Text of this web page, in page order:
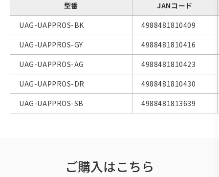
型番
JANコード
UAG-UAPPROS-BK
4988481810409
UAG-UAPPROS-GY
4988481810416
UAG-UAPPROS-AG
4988481810423
UAG-UAPPROS-DR
4988481810430
UAG-UAPPROS-SB
4988481813639
ご購入はこちら